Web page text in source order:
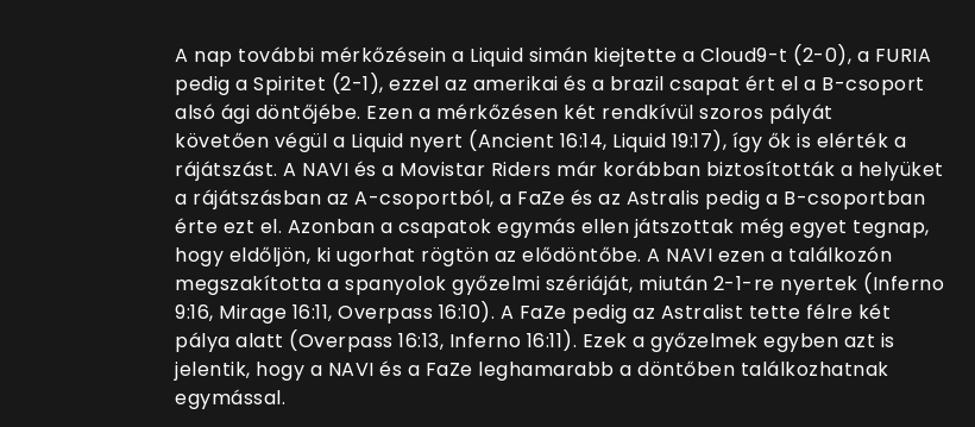
A nap további mérkőzésein a Liquid simán kiejtette a Cloud9-t (2-0), a FURIA
pedig a Spiritet (2-1), ezzel az amerikai és a brazil csapat ért el a B-csoport
alsó ági döntőjébe. Ezen a mérkőzésen két rendkívül szoros pályát
követően végül a Liquid nyert (Ancient 16:14, Liquid 19:17), így ők is elérték a
rájátszást. A NAVI és a Movistar Riders már korábban biztosították a helyüket
a rájátszásban az A-csoportból, a FaZe és az Astralis pedig a B-csoportban
érte ezt el. Azonban a csapatok egymás ellen játszottak még egyet tegnap,
hogy eldőljön, ki ugorhat rögtön az elődöntőbe. A NAVI ezen a találkozón
megszakította a spanyolok győzelmi szériáját, miután 2-1-re nyertek (Inferno
9:16, Mirage 16:11, Overpass 16:10). A FaZe pedig az Astralist tette félre két
pálya alatt (Overpass 16:13, Inferno 16:11). Ezek a győzelmek egyben azt is
jelentik, hogy a NAVI és a FaZe leghamarabb a döntőben találkozhatnak
egymással.